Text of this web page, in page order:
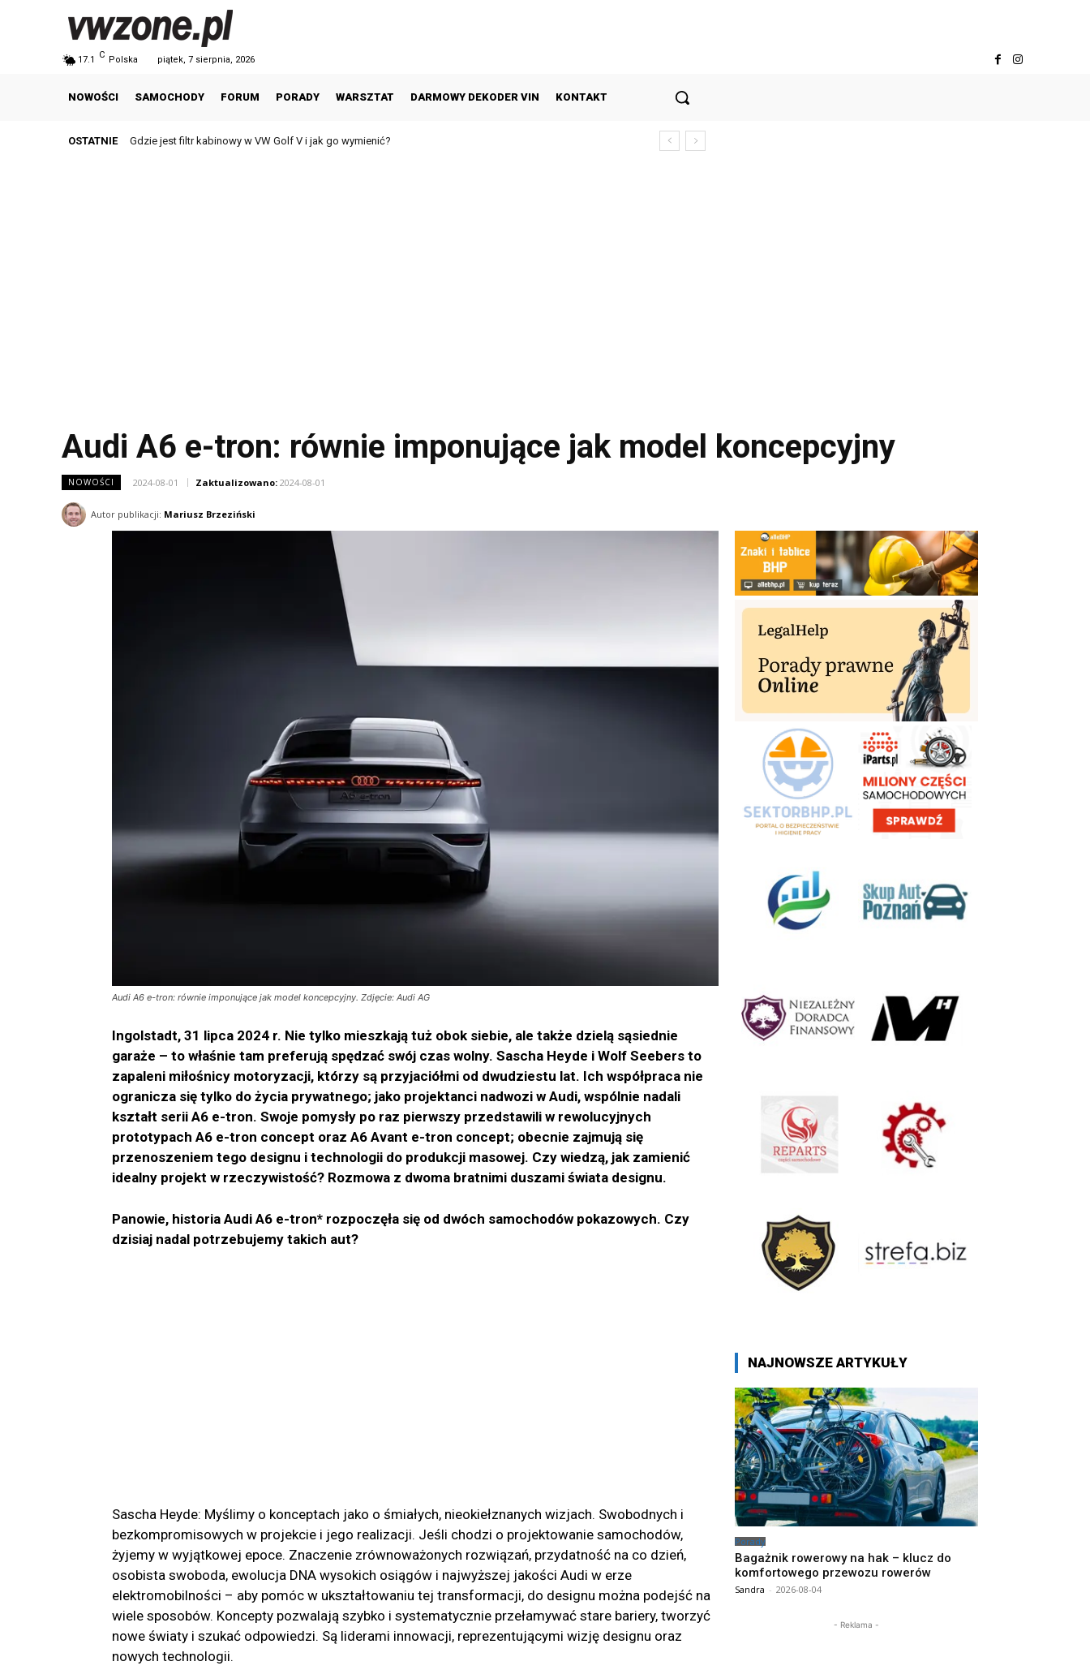
17.1 C Polska piątek, 7 sierpnia, 2026
NOWOŚCI SAMOCHODY FORUM PORADY WARSZTAT DARMOWY DEKODER VIN KONTAKT
OSTATNIE Gdzie jest filtr kabinowy w VW Golf V i jak go wymienić?
Popularne niemieckie marki samochodów
Audi A6 e-tron: równie imponujące jak model koncepcyjny
NOWOŚCI 2024-08-01 Zaktualizowano: 2024-08-01
Autor publikacji: Mariusz Brzeziński
Audi A6 e-tron: równie imponujące jak model koncepcyjny. Zdjęcie: Audi AG
Ingolstadt, 31 lipca 2024 r. Nie tylko mieszkają tuż obok siebie, ale także dzielą sąsiednie
garaże – to właśnie tam preferują spędzać swój czas wolny. Sascha Heyde i Wolf Seebers to
zapaleni miłośnicy motoryzacji, którzy są przyjaciółmi od dwudziestu lat. Ich współpraca nie
ogranicza się tylko do życia prywatnego; jako projektanci nadwozi w Audi, wspólnie nadali
kształt serii A6 e-tron. Swoje pomysły po raz pierwszy przedstawili w rewolucyjnych
prototypach A6 e-tron concept oraz A6 Avant e-tron concept; obecnie zajmują się
przenoszeniem tego designu i technologii do produkcji masowej. Czy wiedzą, jak zamienić
idealny projekt w rzeczywistość? Rozmowa z dwoma bratnimi duszami świata designu.
Panowie, historia Audi A6 e-tron* rozpoczęła się od dwóch samochodów pokazowych. Czy
dzisiaj nadal potrzebujemy takich aut?
Sascha Heyde: Myślimy o konceptach jako o śmiałych, nieokiełznanych wizjach. Swobodnych i
bezkompromisowych w projekcie i jego realizacji. Jeśli chodzi o projektowanie samochodów,
żyjemy w wyjątkowej epoce. Znaczenie zrównoważonych rozwiązań, przydatność na co dzień,
osobista swoboda, ewolucja DNA wysokich osiągów i najwyższej jakości Audi w erze
elektromobilności – aby pomóc w ukształtowaniu tej transformacji, do designu można podejść na
wiele sposobów. Koncepty pozwalają szybko i systematycznie przełamywać stare bariery, tworzyć
nowe światy i szukać odpowiedzi. Są liderami innowacji, reprezentującymi wizję designu oraz
nowych technologii.
NAJNOWSZE ARTYKUŁY
Porady
Bagażnik rowerowy na hak – klucz do
komfortowego przewozu rowerów
Sandra - 2026-08-04
- Reklama -